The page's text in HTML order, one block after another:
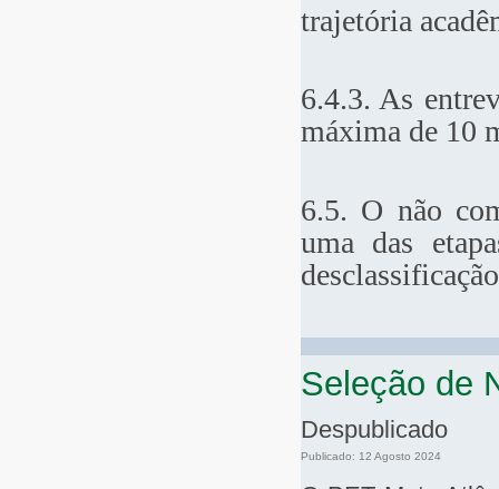
trajetória
6.4.3. As
máxima de 10
6.5. O não
uma das
Seleção de
Despublicado
Publicado: 12 Agosto 2024